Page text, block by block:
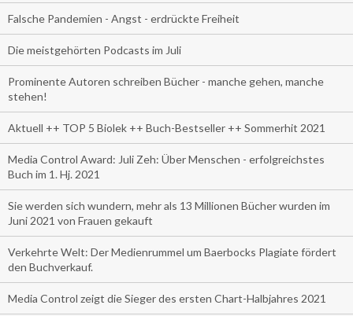
Falsche Pandemien - Angst - erdrückte Freiheit
Die meistgehörten Podcasts im Juli
Prominente Autoren schreiben Bücher - manche gehen, manche
stehen!
Aktuell ++ TOP 5 Biolek ++ Buch-Bestseller ++ Sommerhit 2021
Media Control Award: Juli Zeh: Über Menschen - erfolgreichstes
Buch im 1. Hj. 2021
Sie werden sich wundern, mehr als 13 Millionen Bücher wurden im
Juni 2021 von Frauen gekauft
Verkehrte Welt: Der Medienrummel um Baerbocks Plagiate fördert
den Buchverkauf.
Media Control zeigt die Sieger des ersten Chart-Halbjahres 2021